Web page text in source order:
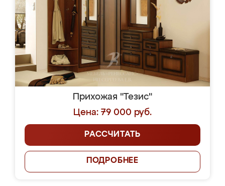
Прихожая "Тезис"
Цена: 79 000 руб.
РАССЧИТАТЬ
ПОДРОБНЕЕ